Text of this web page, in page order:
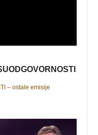
– ostale emisije